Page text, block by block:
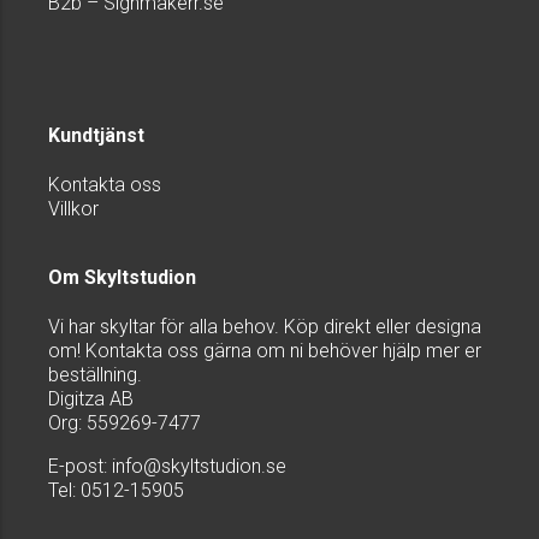
Kundtjänst
Kontakta oss
Villkor
Om Skyltstudion
Vi har skyltar för alla behov. Köp direkt eller designa
om! Kontakta oss gärna om ni behöver hjälp mer er
beställning.
Digitza AB
Org: 559269-7477
E-post: info@skyltstudion.se
Tel: 0512-15905